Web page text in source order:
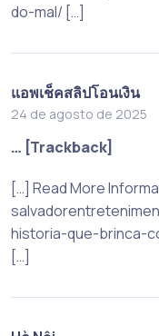
do-mal/ […]
แอพเช็คสลิปโอนเงิน
24 de agosto de 2025
… [Trackback]
[…] Read More
historia-que-brinca-
[…]